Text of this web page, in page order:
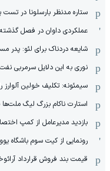
ستاره مدنظر بارسلونا در
عملکردی داوان در فصل
شایعه دردناک برای لئو: پدر
نوری به این دلایل سرمربی
سیمئونه: تکلیف خولین
استارت ناکام بزرگ لیگ ملت‌ها
بازدید مدیرعامل از کمپ
رونمایی از کیت سوم باشگاه
قیمت بند فروش قرارداد